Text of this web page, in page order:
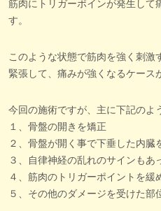
筋肉にトリガーポインが発生して
す。
このような状態で筋肉を強く刺激
緊張して、痛みが強くなるケース
今回の施術ですが、主に下記のよ
１、骨盤の開きを矯正
２、骨盤が開く事で下垂した内臓
３、自律神経の乱れのサインもあ
４、筋肉のトリガーポイントを緩
５、その他のダメージを受けた部